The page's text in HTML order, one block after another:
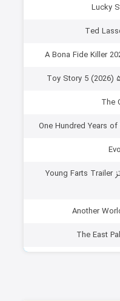
دانلود مستند قطعات تریلر یانگ فارتز Young Farts Trailer